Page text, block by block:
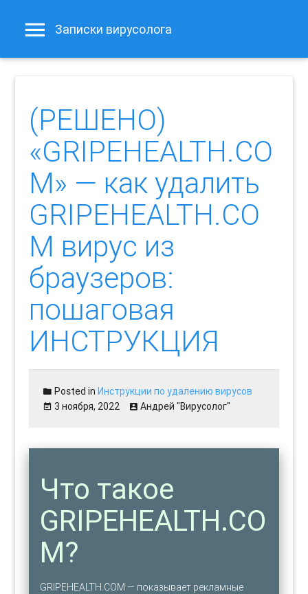
Записки вирусолога
(РЕШЕНО)
«GRIPEHEALTH.CO
M» — как удалить
GRIPEHEALTH.CO
M вирус из
браузеров:
пошаговая
ИНСТРУКЦИЯ
Posted inИнструкции по удалению вирусов
3 ноября, 2022
Андрей "Вирусолог"
Что такое
GRIPEHEALTH.CO
M?
GRIPEHEALTH.COM — показывает рекламные